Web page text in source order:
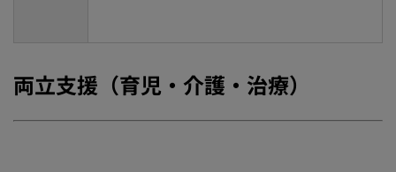
両立支援（育児・介護・治療）